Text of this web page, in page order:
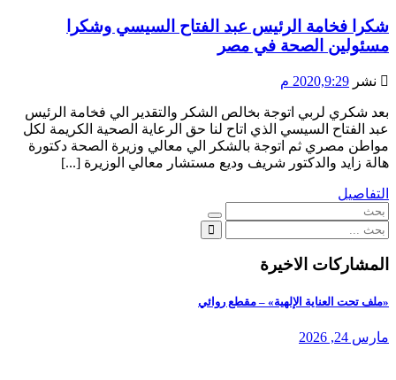
شكرا فخامة الرئيس عبد الفتاح السيسي وشكرا
مسئولين الصحة في مصر
نشر 2020,9:29 م
بعد شكري لربي اتوجة بخالص الشكر والتقدير الي فخامة الرئيس
عبد الفتاح السيسي الذي اتاح لنا حق الرعاية الصحية الكريمة لكل
مواطن مصري ثم اتوجة بالشكر الي معالي وزيرة الصحة دكتورة
هالة زايد والدكتور شريف وديع مستشار معالي الوزيرة [...]
التفاصيل
المشاركات الاخيرة
«ملف تحت العناية الإلهية» – مقطع روائي
مارس 24, 2026